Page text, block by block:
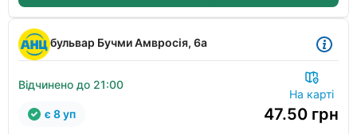
бульвар Бучми Амвросія, 6а
Відчинено до 21:00
На карті
47.50 грн
є 8 уп